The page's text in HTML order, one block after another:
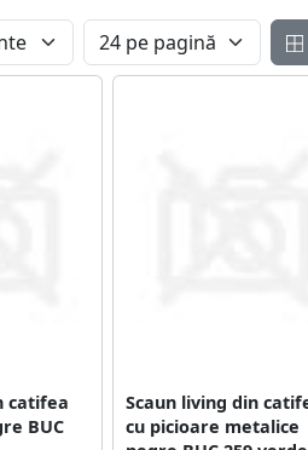
catifea
BUC
Scaun living din
cu picioare metalice